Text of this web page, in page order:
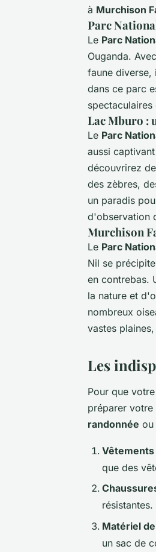
à Murchison
Parc
Le Parc
Ouganda.
faune diverse,
dans ce parc
Lac Mburo :
Le Parc
aussi
découvrirez
des zèbres,
un paradis
d'observation
Murchison
Le Parc
Nil se
en contrebas.
la nature et
nombreux
vastes
Les
Pour que votre
préparer votre
randonnée ou
que des
résistantes.
Matériel
un sac de